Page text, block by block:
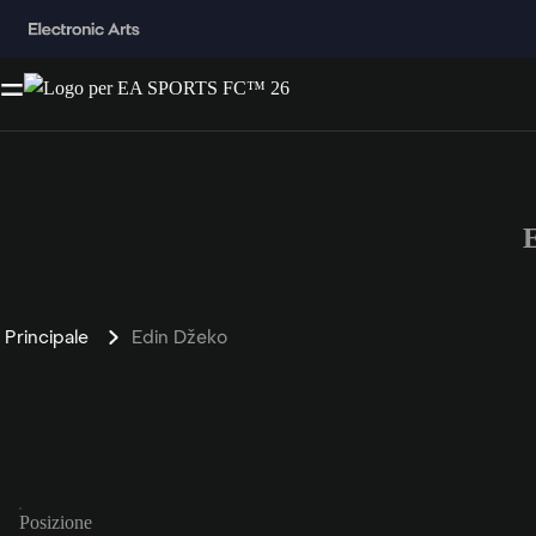
Principale Edin Džeko
Posizione